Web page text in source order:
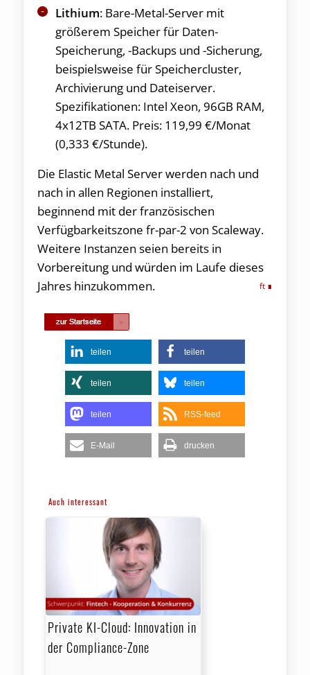
Lithium: Bare-Metal-Server mit
größerem Speicher für Daten-
Speicherung, -Backups und -Sicherung,
beispielsweise für Speichercluster,
Archivierung und Dateiserver.
Spezifikationen: Intel Xeon, 96GB RAM,
4x12TB SATA. Preis: 119,99 €/Monat
(0,333 €/Stunde).
Die Elastic Metal Server werden nach und
nach in allen Regionen installiert,
beginnend mit der französischen
Verfügbarkeitszone fr-par-2 von Scaleway.
Weitere Instanzen seien bereits in
Vorbereitung und würden im Laufe dieses
Jahres hinzukommen.
ft
teilen teilen
teilen teilen
teilen RSS-feed
E-Mail drucken
Auch interessant
Private KI-Cloud: Innovation in
der Compliance-Zone